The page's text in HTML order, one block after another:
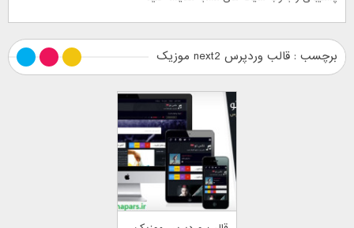
برچسب : قالب وردپرس next2 موزیک